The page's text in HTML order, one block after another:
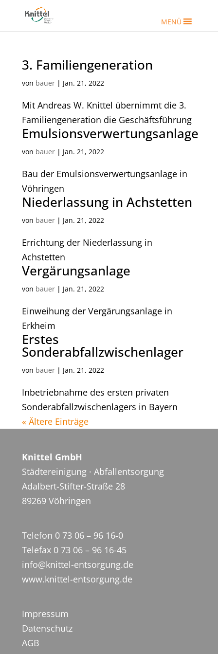
MENÜ
3. Familiengeneration
von bauer| Jan. 21, 2022
Mit Andreas W. Knittel übernimmt die 3.
Familiengeneration die Geschäftsführung
Emulsionsverwertungsanlage
von bauer| Jan. 21, 2022
Bau der Emulsionsverwertungsanlage in
Vöhringen
Niederlassung in Achstetten
von bauer| Jan. 21, 2022
Errichtung der Niederlassung in
Achstetten
Vergärungsanlage
von bauer| Jan. 21, 2022
Einweihung der Vergärungsanlage in
Erkheim
Erstes
Sonderabfallzwischenlager
von bauer| Jan. 21, 2022
Inbetriebnahme des ersten privaten
Sonderabfallzwischenlagers in Bayern
« Ältere Einträge
Knittel GmbH
Städtereinigung · Abfallentsorgung
Adalbert-Stifter-Straße 28
89269 Vöhringen
Telefon 0 73 06 – 96 16-0
Telefax 0 73 06 – 96 16-45
info@knittel-entsorgung.de
www.knittel-entsorgung.de
Impressum
Datenschutz
AGB